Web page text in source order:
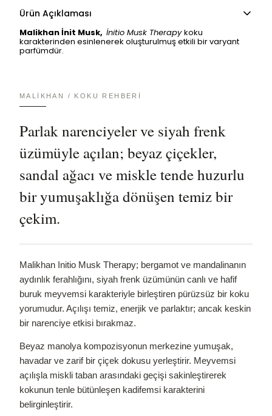
Ürün Açıklaması
Malikhan İnit Musk, İnitio Musk Therapy koku
karakterinden esinlenerek oluşturulmuş etkili bir varyant
parfümdür.
MALIKHAN / KOKU REHBERI
Parlak narenciyeler ve siyah frenk
üzümüyle açılan; beyaz çiçekler,
sandal ağacı ve miskle tende huzurlu
bir yumuşaklığa dönüşen temiz bir
çekim.
Malikhan Initio Musk Therapy; bergamot ve mandalinanın
aydınlık ferahlığını, siyah frenk üzümünün canlı ve hafif
buruk meyvemsi karakteriyle birleştiren pürüzsüz bir koku
yorumudur. Açılışı temiz, enerjik ve parlaktır; ancak keskin
bir narenciye etkisi bırakmaz.
Beyaz manolya kompozisyonun merkezine yumuşak,
havadar ve zarif bir çiçek dokusu yerleştirir. Meyvemsi
açılışla miskli taban arasındaki geçişi sakinleştirerek
kokunun tenle bütünleşen kadifemsi karakterini
belirginleştirir.